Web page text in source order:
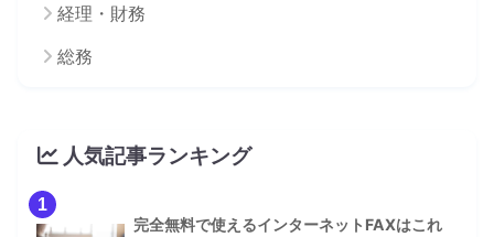
経理・財務
総務
人気記事ランキング
1
完全無料で使えるインターネットFAXはこれ